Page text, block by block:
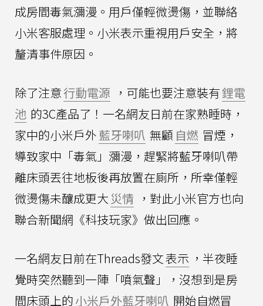
成房間毒氣瀰漫。用戶僅輕微燙傷，並聯絡
小米客服處理。小米表示重視用戶安全，將
釐清事件原因。
除了注意行動電源 ，可能也要注意裝有鋰電
池 的3C產品了！一名網友日前在家熟睡時，
家中的小米戶外藍牙喇叭 無顧 自燃 冒煙，
導致家中「毒氣」瀰漫，趕緊將藍牙喇叭帶
離床頭丟往地板後再放置在廁所，所幸僅輕
微燙傷未釀成更大 災情 ，對此小米官方也向
聯合新聞網《科技玩家》做出回應。
一名網友日前在Threads發文表示 ，半夜睡
覺時突然聽到一陣「噴氣聲」，沒想到是房
間床頭上的小米戶外藍牙喇叭 開始自燃冒